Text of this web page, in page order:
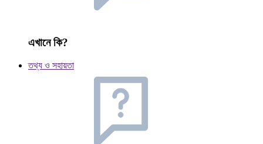
এখানে কি?
তথ্য ও সহায়তা